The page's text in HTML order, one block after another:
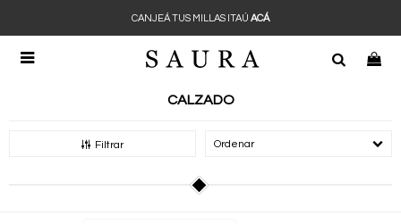

CANJEÁ TUS MILLAS ITAÚ ACÁ
CALZADO
Filtrar Recomendados